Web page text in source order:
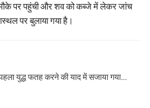
मौके पर पहुंची और शव को कब्जे में लेकर जांच
पर बुलाया गया है।
पहला युद्ध फतह करने की याद में सजाया गया…